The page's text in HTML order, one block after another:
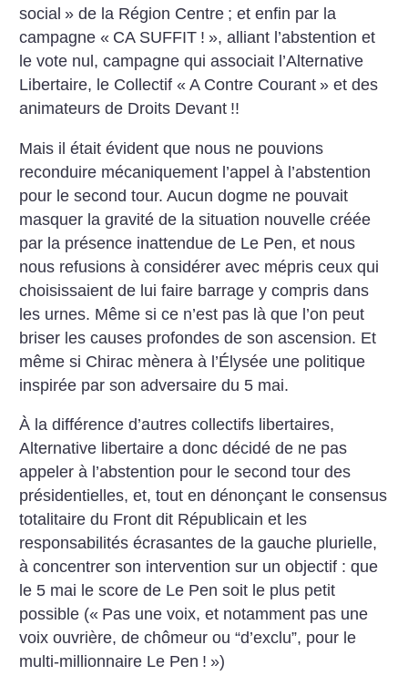
social » de la Région Centre ; et enfin par la
campagne « CA SUFFIT ! », alliant l’abstention et
le vote nul, campagne qui associait l’Alternative
Libertaire, le Collectif « A Contre Courant » et des
animateurs de Droits Devant !!
Mais il était évident que nous ne pouvions
reconduire mécaniquement l’appel à l’abstention
pour le second tour. Aucun dogme ne pouvait
masquer la gravité de la situation nouvelle créée
par la présence inattendue de Le Pen, et nous
nous refusions à considérer avec mépris ceux qui
choisissaient de lui faire barrage y compris dans
les urnes. Même si ce n’est pas là que l’on peut
briser les causes profondes de son ascension. Et
même si Chirac mènera à l’Élysée une politique
inspirée par son adversaire du 5 mai.
À la différence d’autres collectifs libertaires,
Alternative libertaire a donc décidé de ne pas
appeler à l’abstention pour le second tour des
présidentielles, et, tout en dénonçant le consensus
totalitaire du Front dit Républicain et les
responsabilités écrasantes de la gauche plurielle,
à concentrer son intervention sur un objectif : que
le 5 mai le score de Le Pen soit le plus petit
possible (« Pas une voix, et notamment pas une
voix ouvrière, de chômeur ou “d’exclu”, pour le
multi-millionnaire Le Pen ! »)